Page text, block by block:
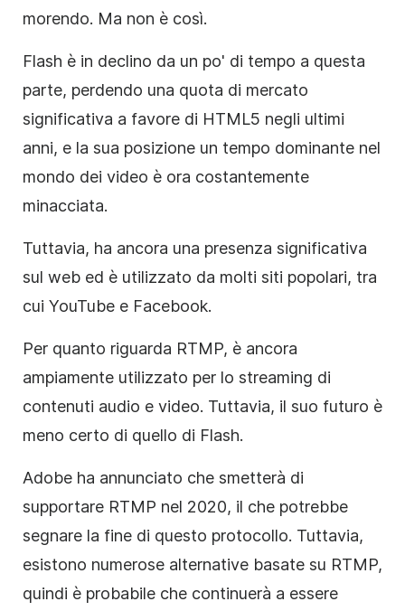
morendo. Ma non è così.
Flash è in declino da un po' di tempo a questa
parte, perdendo una quota di mercato
significativa a favore di HTML5 negli ultimi
anni, e la sua posizione un tempo dominante nel
mondo dei video è ora costantemente
minacciata.
Tuttavia, ha ancora una presenza significativa
sul web ed è utilizzato da molti siti popolari, tra
cui YouTube e Facebook.
Per quanto riguarda RTMP, è ancora
ampiamente utilizzato per lo streaming di
contenuti audio e video. Tuttavia, il suo futuro è
meno certo di quello di Flash.
Adobe ha annunciato che smetterà di
supportare RTMP nel 2020, il che potrebbe
segnare la fine di questo protocollo. Tuttavia,
esistono numerose alternative basate su RTMP,
quindi è probabile che continuerà a essere